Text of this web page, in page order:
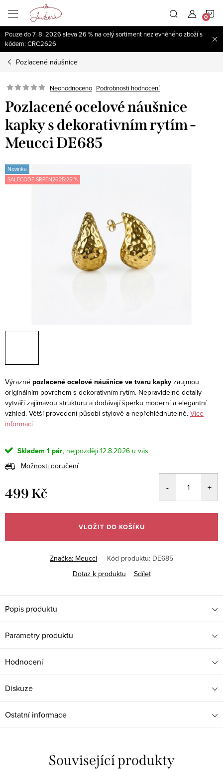
obsah
Pouze do 7. 8. 2026 sleva 26 % na celý sortiment nezlevněného zboží s
kódem: CRC2626
Pozlacené náušnice
Neohodnoceno Podrobnosti hodnocení
Pozlacené ocelové náušnice
kapky s dekorativním rytím -
Meucci DE685
Novinka
SALECODE:SRPEN2625:25:%
Výrazné pozlacené ocelové náušnice ve tvaru kapky zaujmou
originálním povrchem s dekorativním rytím. Nepravidelné detaily
vytváří zajímavou strukturu a dodávají šperku moderní a elegantní
vzhled. Větší provedení působí stylově a nepřehlédnutelně. Více
informací
Skladem 1 pár
12.8.2026
Možnosti doručení
499 Kč
cena:
VLOŽIT DO KOŠÍKU
Značka: Meucci Kód produktu: DE685
Dotaz k produktu
Sdílet
Popis produktu
Parametry produktu
Hodnocení
Diskuze
Ostatní informace
Související produkty